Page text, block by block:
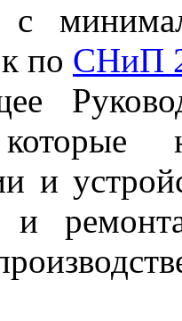
по СНиП
которые
и
и